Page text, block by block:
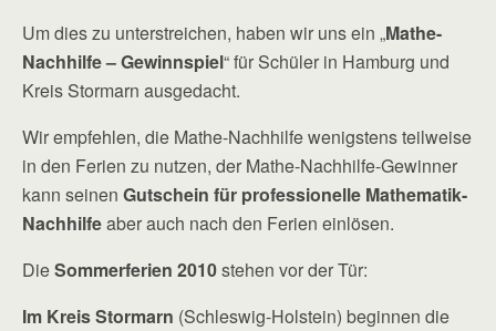
Um dies zu unterstreichen, haben wir uns ein „Mathe-
Nachhilfe – Gewinnspiel“ für Schüler in Hamburg und
Kreis Stormarn ausgedacht.
Wir empfehlen, die Mathe-Nachhilfe wenigstens teilweise
in den Ferien zu nutzen, der Mathe-Nachhilfe-Gewinner
kann seinen Gutschein für professionelle Mathematik-
Nachhilfeaber auch nach den Ferien einlösen.
DieSommerferien 2010stehen vor der Tür:
Im Kreis Stormarn (Schleswig-Holstein) beginnen die